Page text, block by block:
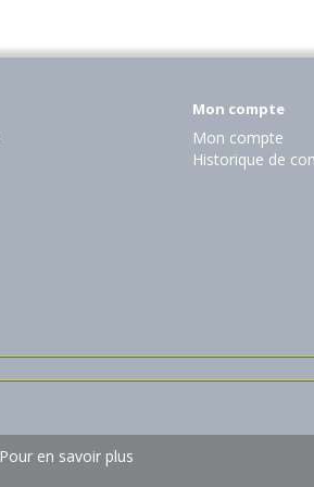
Mon compte
Mon compte
Historique de
Pour en savoir plus